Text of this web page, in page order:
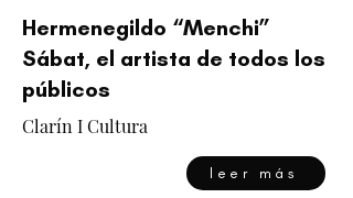
Hermenegildo “Menchi”
Sábat, el artista de todos los
públicos
Clarín I Cultura
leer más